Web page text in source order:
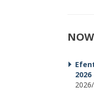
2026